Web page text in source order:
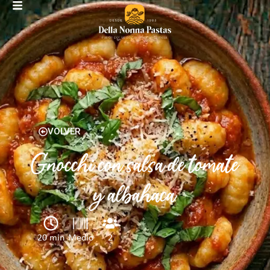
VOLVER
Gnocchi con salsa de tomate
y albahaca
20 min Medio 2